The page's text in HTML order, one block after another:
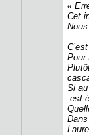
«
Cet
Pour
Si
est